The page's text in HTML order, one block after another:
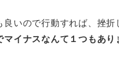
良いので行動すれば、挫折
イナスなんて１つもあり